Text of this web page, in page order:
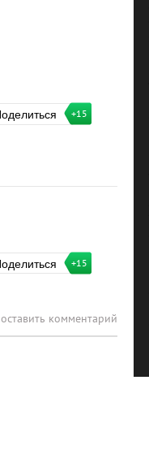
+15
+15
комментарий